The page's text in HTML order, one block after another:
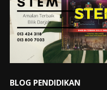
BLOG PENDIDIKAN